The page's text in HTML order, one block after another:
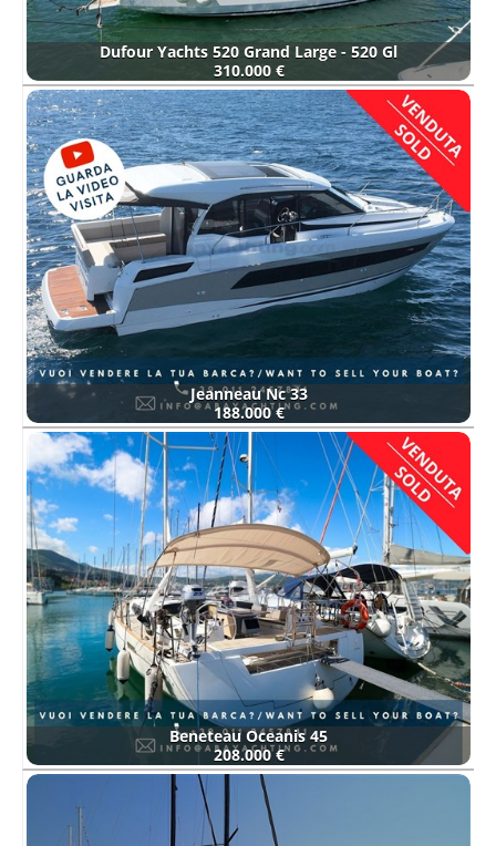
Dufour Yachts 520 Grand Large - 520 Gl
310.000 €
Jeanneau Nc 33
188.000 €
Beneteau Oceanis 45
208.000 €